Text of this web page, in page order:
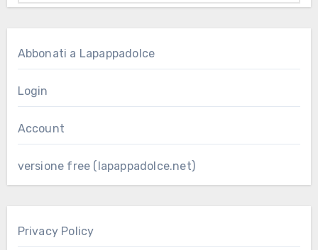
Abbonati a Lapappadolce
Login
Account
versione free (lapappadolce.net)
Privacy Policy